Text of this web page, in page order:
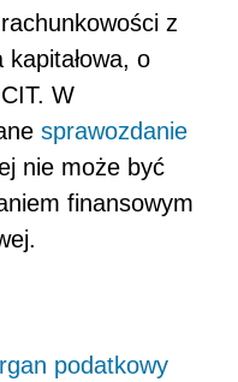
z
o
W
sprawozdanie
nie może być
finansowym
podatkowy